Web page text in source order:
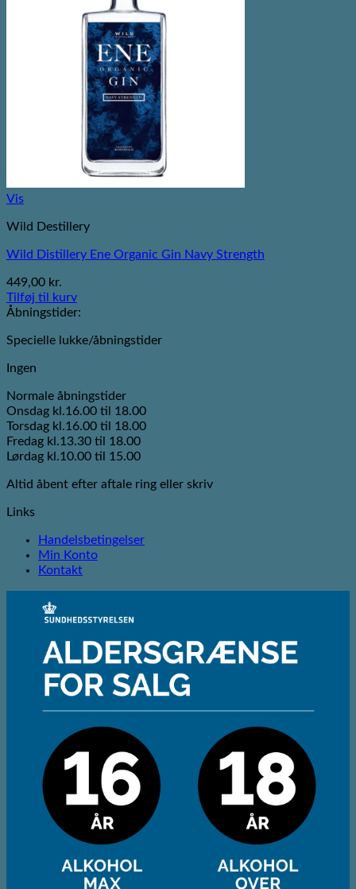
Vis
Wild Destillery
Wild Distillery Ene Organic Gin Navy Strength
449,00 kr.
Tilføj til kurv
Åbningstider:
Specielle lukke/åbningstider
Ingen
Normale åbningstider
Onsdag kl.16.00 til 18.00
Torsdag kl.16.00 til 18.00
Fredag kl.13.30 til 18.00
Lørdag kl.10.00 til 15.00
Altid åbent efter aftale ring eller skriv
Links
Handelsbetingelser
Min Konto
Kontakt